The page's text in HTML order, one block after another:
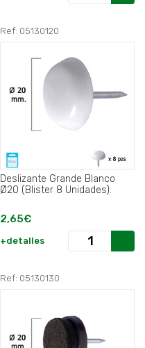
Ref: 05130120
Deslizante Grande Blanco
Ø20 (Blister 8 Unidades).
2,65€
+detalles
Ref: 05130130